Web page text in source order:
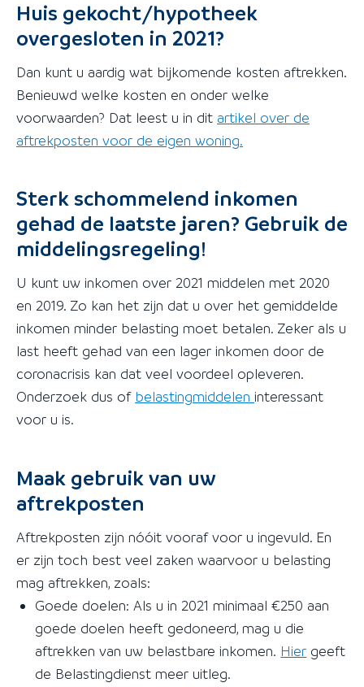
Huis gekocht/hypotheek
overgesloten in 2021?
Dan kunt u aardig wat bijkomende kosten aftrekken.
Benieuwd welke kosten en onder welke
voorwaarden? Dat leest u in dit artikel over de
aftrekposten voor de eigen woning.
Sterk schommelend inkomen
gehad de laatste jaren? Gebruik de
middelingsregeling!
U kunt uw inkomen over 2021 middelen met 2020
en 2019. Zo kan het zijn dat u over het gemiddelde
inkomen minder belasting moet betalen. Zeker als u
last heeft gehad van een lager inkomen door de
coronacrisis kan dat veel voordeel opleveren.
Onderzoek dus of belastingmiddelen interessant
voor u is.
Maak gebruik van uw
aftrekposten
Aftrekposten zijn nóóit vooraf voor u ingevuld. En
er zijn toch best veel zaken waarvoor u belasting
mag aftrekken, zoals:
Goede doelen: Als u in 2021 minimaal €250 aan
goede doelen heeft gedoneerd, mag u die
aftrekken van uw belastbare inkomen. Hier geeft
de Belastingdienst meer uitleg.